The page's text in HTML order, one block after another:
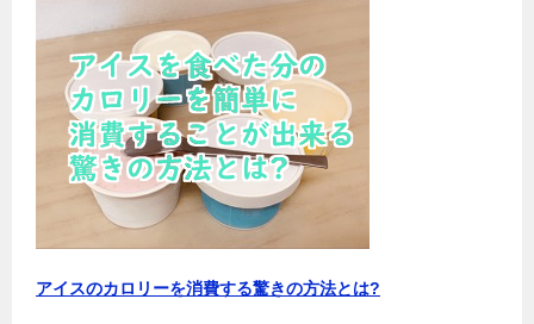
アイスのカロリーを消費する驚きの方法とは?